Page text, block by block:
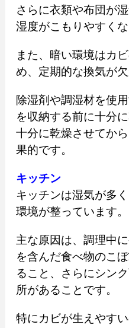
さらに衣類や布団が
湿度がこもりやすくな
また、暗い環境はカ
め、定期的な換気が欠
除湿剤や調湿材を使
を収納する前に十分
十分に乾燥させてか
果的です。
キッチン
キッチンは湿気が多
環境が整っています。
主な原因は、調理中
を含んだ食べ物のこ
ること、さらにシン
所があることです。
特にカビが生えやす